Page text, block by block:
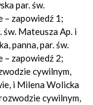
par. św.
– zapowiedź 1;
św. Mateusza Ap. i
panna, par. św.
– zapowiedź 2;
cywilnym,
i Milena Wolicka
cywilnym,